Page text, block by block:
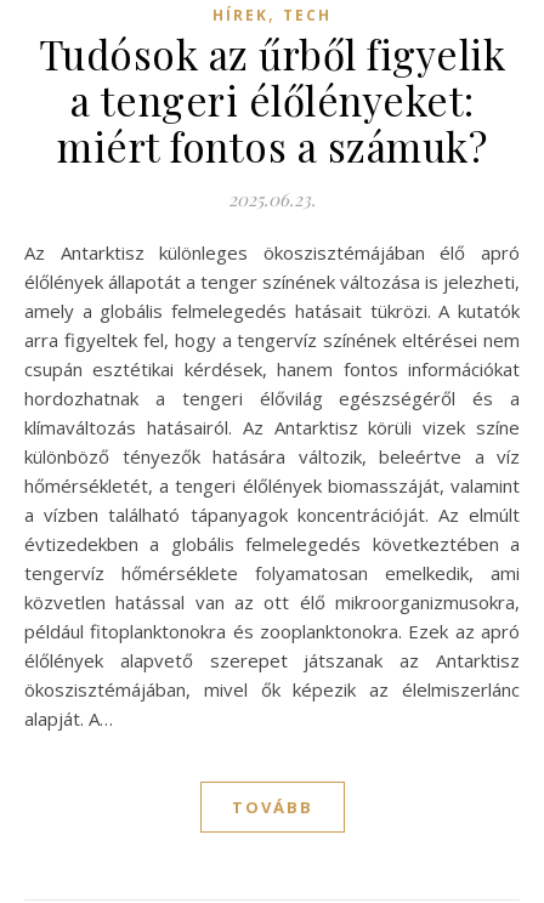
HÍREK, TECH
Tudósok az űrből figyelik
a tengeri élőlényeket:
miért fontos a számuk?
2025.06.23.
Az Antarktisz különleges ökoszisztémájában élő apró
élőlények állapotát a tenger színének változása is jelezheti,
amely a globális felmelegedés hatásait tükrözi. A kutatók
arra figyeltek fel, hogy a tengervíz színének eltérései nem
csupán esztétikai kérdések, hanem fontos információkat
hordozhatnak a tengeri élővilág egészségéről és a
klímaváltozás hatásairól. Az Antarktisz körüli vizek színe
különböző tényezők hatására változik, beleértve a víz
hőmérsékletét, a tengeri élőlények biomasszáját, valamint
a vízben található tápanyagok koncentrációját. Az elmúlt
évtizedekben a globális felmelegedés következtében a
tengervíz hőmérséklete folyamatosan emelkedik, ami
közvetlen hatással van az ott élő mikroorganizmusokra,
például fitoplanktonokra és zooplanktonokra. Ezek az apró
élőlények alapvető szerepet játszanak az Antarktisz
ökoszisztémájában, mivel ők képezik az élelmiszerlánc
alapját. A…
TOVÁBB